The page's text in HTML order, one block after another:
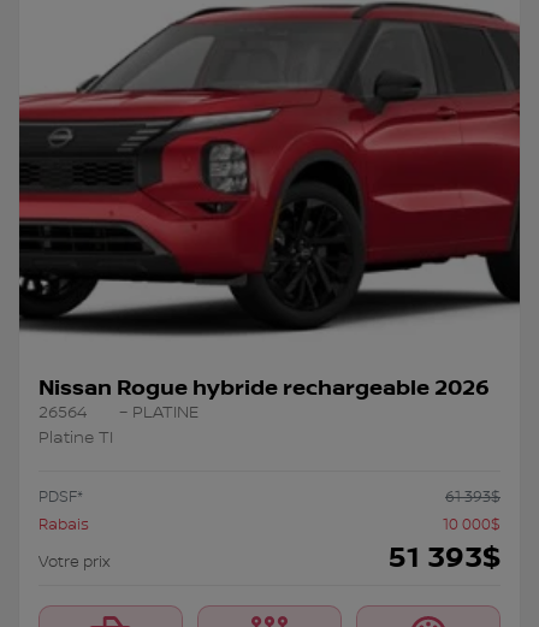
Nissan Rogue hybride rechargeable 2026
26564
– PLATINE
Platine TI
PDSF* 61 393$
Rabais
10 000$
Votre prix
51 393$